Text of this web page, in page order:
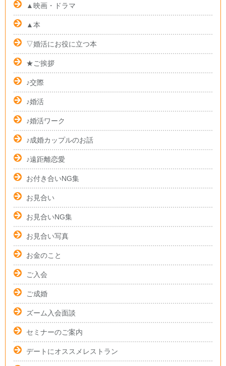
▲映画・ドラマ
▲本
▽婚活にお役に立つ本
★ご挨拶
♪交際
♪婚活
♪婚活ワーク
♪成婚カップルのお話
♪遠距離恋愛
お付き合いNG集
お見合い
お見合いNG集
お見合い写真
お金のこと
ご入会
ご成婚
ズーム入会面談
セミナーのご案内
デートにオススメレストラン